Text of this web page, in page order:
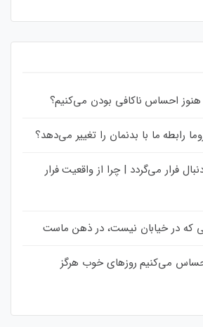
هنوز احساس ناکافی بودن می‌کنیم؟
رابطه ما با بدنمان را تغییر می‌دهد؟
فرار می‌گردد | چرا از واقعیت فرار
که در خیابان نیست، در ذهن ماست
می‌کنیم روزهای خوب هرگز